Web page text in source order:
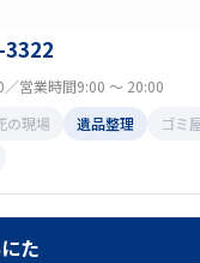
営業時間9:00 ～ 20:00
の現場 遺品整理
ゴミ
た